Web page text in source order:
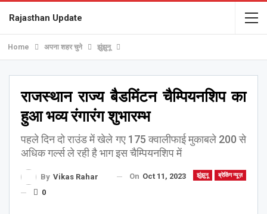
Rajasthan Update
Home अपना शहर चुने झुंझुनू
राजस्थान राज्य बैडमिंटन चैम्पियनशिप का
हुआ भव्य रंगारंग शुभारम्भ
पहले दिन दो राउंड में खेले गए 175 क्वालीफाई मुकाबले 200 से
अधिक गर्ल्स ले रही है भाग इस चैम्पियनशिप में
झुंझुनू ब्रेकिंग न्यूज़
By Vikas Rahar On Oct 11, 2023
0